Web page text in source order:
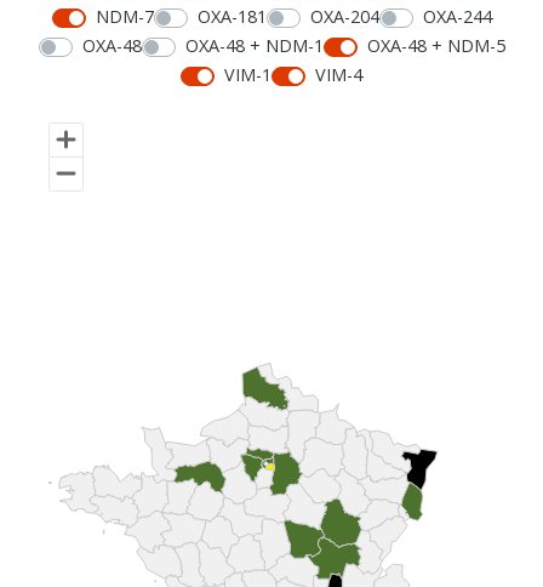
NDM-7
OXA-181 OXA-204
OXA-244
OXA-48
OXA-48 + NDM-1
OXA-48 + NDM-5
VIM-1
VIM-4